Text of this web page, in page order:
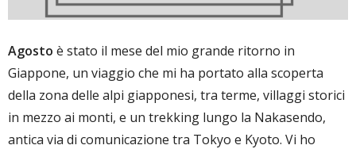
Agosto è stato il mese del mio grande ritorno in
Giappone, un viaggio che mi ha portato alla scoperta
della zona delle alpi giapponesi, tra terme, villaggi storici
in mezzo ai monti, e un trekking lungo la Nakasendo,
antica via di comunicazione tra Tokyo e Kyoto. Vi ho